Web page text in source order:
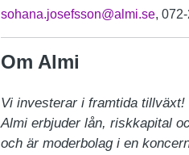
sohana.josefsson@almi.se,
Om Almi
Vi investerar i framtida tillväxt!
Almi erbjuder lån, riskkapital
och är moderbolag i en